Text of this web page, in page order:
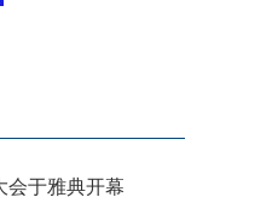
会于雅典开幕